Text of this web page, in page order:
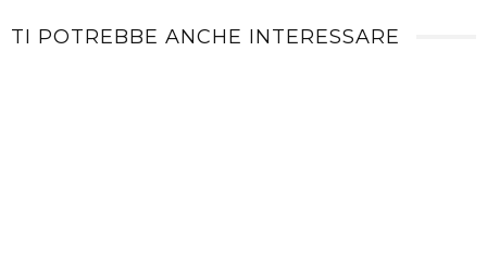
TI POTREBBE ANCHE INTERESSARE